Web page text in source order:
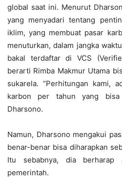
global saat ini. Menurut
yang menyadari tentang
iklim, yang membuat pasar
menuturkan, dalam jangka
bakal terdaftar di VCS
berarti Rimba Makmur Utama
sukarela. “Perhitungan kami,
karbon per tahun yang
Dharsono.
Namun, Dharsono mengakui
benar-benar bisa diharapkan
Itu sebabnya, dia berharap
pemerintah.